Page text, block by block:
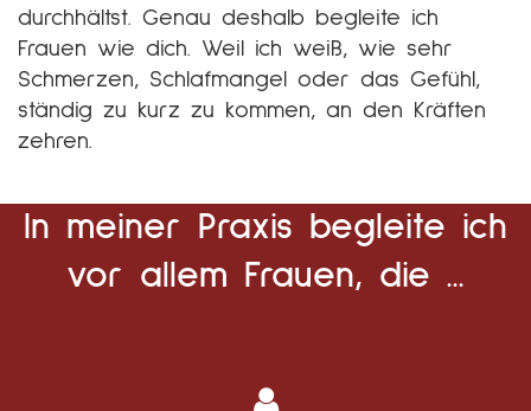
durchhältst. Genau deshalb begleite ich
Frauen wie dich. Weil ich weiß, wie sehr
Schmerzen, Schlafmangel oder das Gefühl,
ständig zu kurz zu kommen, an den Kräften
zehren.
In meiner Praxis begleite ich
vor allem Frauen, die ...